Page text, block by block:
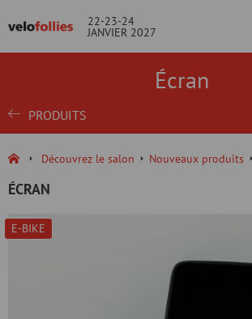
22-23-24
JANVIER 2027
Écran
PRODUITS
Découvrez le salon Nouveaux produits
ÉCRAN
E-BIKE